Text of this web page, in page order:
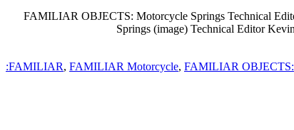
FAMILIAR OBJECTS: Motorcycle Springs Technical
Springs (image) Technical Editor
FAMILIAR, FAMILIAR Motorcycle, FAMILIAR OBJECTS: